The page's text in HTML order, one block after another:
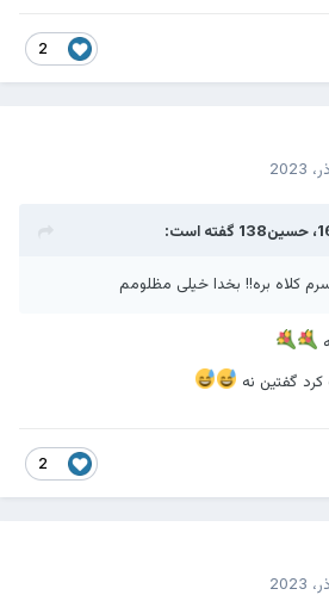
2
حسین138 گفته است:
کلاه بره!! بخدا خیلی مظلومم
کرد گفتین نه
2